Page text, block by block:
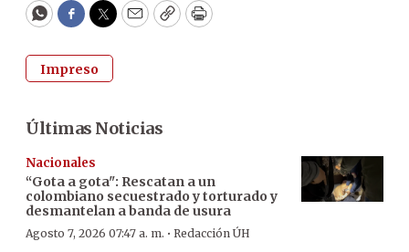
WhatsApp
Facebook
Twitter
EmailCopyPrint
Impreso
Últimas Noticias
Nacionales
“Gota a gota": Rescatan a un
colombiano secuestrado y torturado y
desmantelan a banda de usura
Agosto 7, 2026 07:47 a. m. · Redacción ÚH